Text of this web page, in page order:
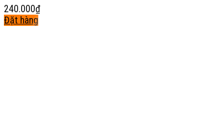
240.000₫
Đặt hàng